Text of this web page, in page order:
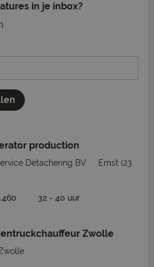
in je inbox?
production
Detachering BV Emst (23
32 - 40 uur
Zwolle